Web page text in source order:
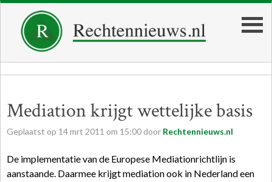
Mediation krijgt wettelijke basis
Geplaatst op 14mrt 2011 om 15:00 door Rechtennieuws.nl
De implementatie van de Europese Mediationrichtlijn is
aanstaande. Daarmee krijgt mediation ook in Nederland een